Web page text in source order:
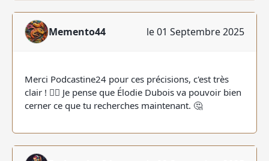
Memento44 le 01 Septembre 2025
Merci Podcastine24 pour ces précisions, c'est très
clair ! 👍🏻 Je pense que Élodie Dubois va pouvoir bien
cerner ce que tu recherches maintenant. 🤔